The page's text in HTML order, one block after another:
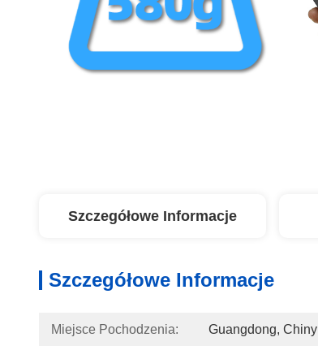
Szczegółowe Informacje
Szczegółowe Informacje
Miejsce Pochodzenia: Guangdong, Chiny